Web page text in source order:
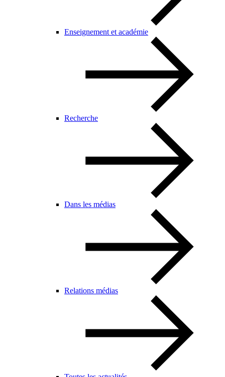
Enseignement et académie
Recherche
Dans les médias
Relations médias